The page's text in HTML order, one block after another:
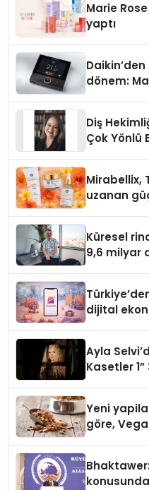
Marie
yaptı
dönem:
Diş
Çok Yönlü
Mirabellix,
uzanan
Küresel
9,6 milyar
dijital
Ayla
Kasetler 1”
Yeni
göre,